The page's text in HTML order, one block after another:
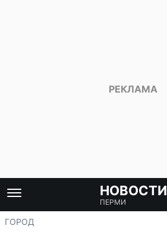
НОВОСТИ
ПЕРМИ
ГОРОД